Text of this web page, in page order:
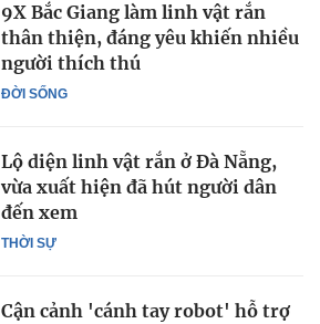
ĐỜI SỐNG
9X Bắc Giang làm linh vật rắn
thân thiện, đáng yêu khiến nhiều
người thích thú
THỜI SỰ
Lộ diện linh vật rắn ở Đà Nẵng,
vừa xuất hiện đã hút người dân
đến xem
Cận cảnh 'cánh tay robot' hỗ trợ